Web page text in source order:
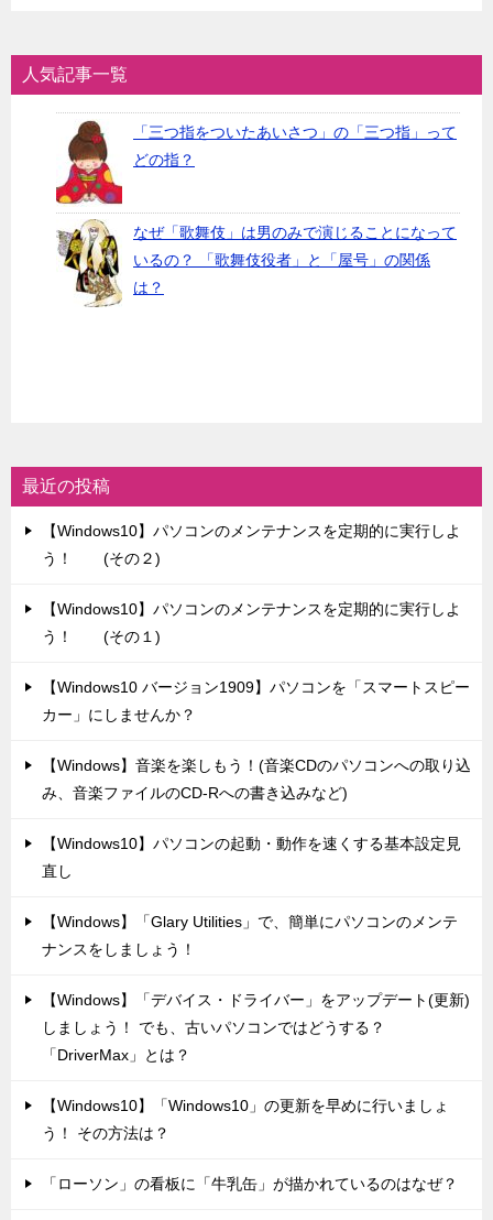
人気記事一覧
「三つ指をついたあいさつ」の「三つ指」って
どの指？
なぜ「歌舞伎」は男のみで演じることになって
いるの？ 「歌舞伎役者」と「屋号」の関係
は？
最近の投稿
【Windows10】パソコンのメンテナンスを定期的に実行しよ
う！ (その２)
【Windows10】パソコンのメンテナンスを定期的に実行しよ
う！ (その１)
【Windows10 バージョン1909】パソコンを「スマートスピー
カー」にしませんか？
【Windows】音楽を楽しもう！(音楽CDのパソコンへの取り込
み、音楽ファイルのCD-Rへの書き込みなど)
【Windows10】パソコンの起動・動作を速くする基本設定見
直し
【Windows】「Glary Utilities」で、簡単にパソコンのメンテ
ナンスをしましょう！
【Windows】「デバイス・ドライバー」をアップデート(更新)
しましょう！ でも、古いパソコンではどうする？
「DriverMax」とは？
【Windows10】「Windows10」の更新を早めに行いましょ
う！ その方法は？
「ローソン」の看板に「牛乳缶」が描かれているのはなぜ？